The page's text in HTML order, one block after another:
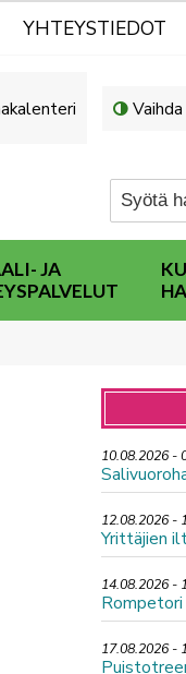
YHTEYSTIEDOT
JA
10.08.2026 -
12.08.2026 -
Yrittäjien
14.08.2026 -
Rompetori
17.08.2026 -